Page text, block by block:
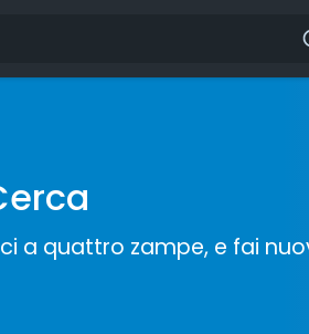
a quattro zampe, e fai